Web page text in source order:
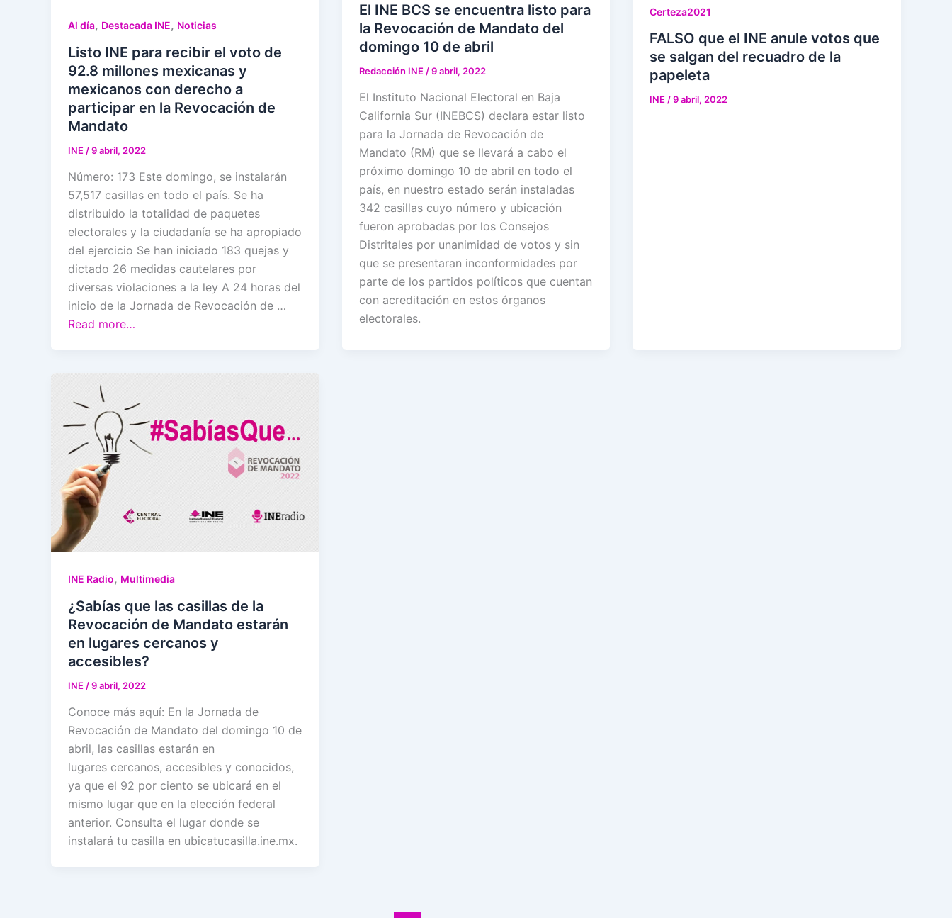
Al día, Destacada INE, Noticias
Listo INE para recibir el voto de
92.8 millones mexicanas y
mexicanos con derecho a
participar en la Revocación de
Mandato
INE /9 abril, 2022
Número: 173 Este domingo, se instalarán
57,517 casillas en todo el país. Se ha
distribuido la totalidad de paquetes
electorales y la ciudadanía se ha apropiado
del ejercicio Se han iniciado 183 quejas y
dictado 26 medidas cautelares por
diversas violaciones a la ley A 24 horas del
inicio de la Jornada de Revocación de …
Read more…
El INE BCS se encuentra listo para
la Revocación de Mandato del
domingo 10 de abril
Redacción INE /9 abril, 2022
El Instituto Nacional Electoral en Baja
California Sur (INEBCS) declara estar listo
para la Jornada de Revocación de
Mandato (RM) que se llevará a cabo el
próximo domingo 10 de abril en todo el
país, en nuestro estado serán instaladas
342 casillas cuyo número y ubicación
fueron aprobadas por los Consejos
Distritales por unanimidad de votos y sin
que se presentaran inconformidades por
parte de los partidos políticos que cuentan
con acreditación en estos órganos
electorales.
Certeza2021
FALSO que el INE anule votos que
se salgan del recuadro de la
papeleta
INE/9 abril, 2022
INE Radio, Multimedia
¿Sabías que las casillas de la
Revocación de Mandato estarán
en lugares cercanos y
accesibles?
INE /9 abril, 2022
Conoce más aquí: En la Jornada de
Revocación de Mandato del domingo 10 de
abril, las casillas estarán en
lugares cercanos, accesibles y conocidos,
ya que el 92 por ciento se ubicará en el
mismo lugar que en la elección federal
anterior. Consulta el lugar donde se
instalará tu casilla en ubicatucasilla.ine.mx.